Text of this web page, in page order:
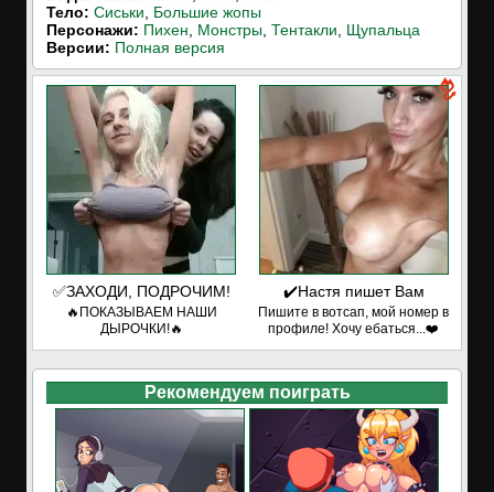
Тело: Сиськи
Большие жопы
Персонажи: Пихен Монстры Тентакли
Щупальца
Версии: Полная версия
✅ЗАХОДИ, ПОДРОЧИМ!
🔥ПОКАЗЫВАЕМ НАШИ
ДЫРОЧКИ!🔥
✔️Настя пишет Вам
Пишите в вотсап, мой номер в
профиле! Хочу ебаться...❤️
Рекомендуем поиграть